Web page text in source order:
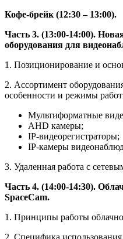
Кофе-брейк (12:30 – 13:00).
Часть 3. (13:00-14:00).
оборудования для
1. Позиционирование и
2. Ассортимент
особенности и режимы
Мультиформатные
AHD камеры;
IP-видеорегистраторы;
IP-камеры
3. Удаленная работа с
Часть 4. (14:00-14:30).
SpaceCam.
1. Принципы работы
2. Специфика использования